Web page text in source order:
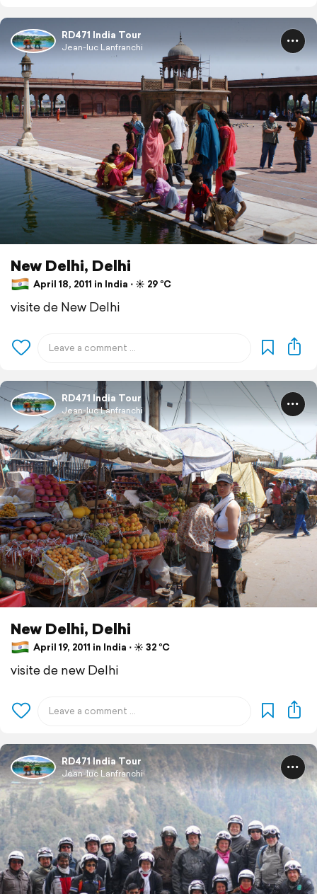
RD471 India Tour
Jean-luc Lanfranchi
New Delhi, Delhi
April 18, 2011 in India ⋅ ☀️ 29 °C
visite de New Delhi
RD471 India Tour
Jean-luc Lanfranchi
New Delhi, Delhi
April 19, 2011 in India ⋅ ☀️ 32 °C
visite de new Delhi
RD471 India Tour
Jean-luc Lanfranchi